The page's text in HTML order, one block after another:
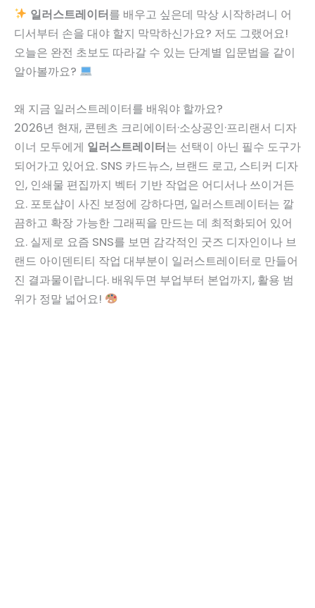
일러스트레이터를 배우고 싶은데 막상 시작하려니 어
디서부터 손을 대야 할지 막막하신가요? 저도 그랬어요!
오늘은 완전 초보도 따라갈 수 있는 단계별 입문법을 같이
알아볼까요?
왜 지금 일러스트레이터를 배워야 할까요?
2026년 현재, 콘텐츠 크리에이터·소상공인·프리랜서 디자
이너 모두에게 일러스트레이터는 선택이 아닌 필수 도구가
되어가고 있어요. SNS 카드뉴스, 브랜드 로고, 스티커 디자
인, 인쇄물 편집까지 벡터 기반 작업은 어디서나 쓰이거든
요. 포토샵이 사진 보정에 강하다면, 일러스트레이터는 깔
끔하고 확장 가능한 그래픽을 만드는 데 최적화되어 있어
요. 실제로 요즘 SNS를 보면 감각적인 굿즈 디자인이나 브
랜드 아이덴티티 작업 대부분이 일러스트레이터로 만들어
진 결과물이랍니다. 배워두면 부업부터 본업까지, 활용 범
위가 정말 넓어요!